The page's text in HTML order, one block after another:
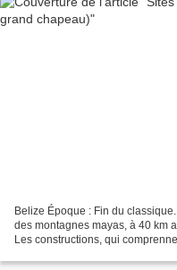
Belize Époque : Fin du
des montagnes mayas, à 40 km
Les constructions, qui